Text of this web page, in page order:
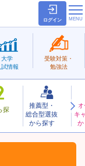
ログイン
探
推薦型・
総合型選抜
から探す
キ
か
大学
試情報
受験対策・
勉強法
お気に入り